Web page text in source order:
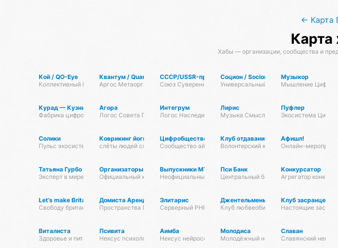
← Карта
Карта
Хабы — организации, сообщества и
Кой / QO-Eye
Коллективный Разум КО
Квантум / Quantum
Аргос Метаорганизма
СССР/USSR-протокол
Союз Суверенных Самоуправляемых Реестров
Социон / Socion
Универсальный Фреймворк Связи
Музыкор
Мышление
Курад — Кузница Радианта
Фабрика цифровых технологий
Агора
Логос Совета Госов
Интегрум
Логос Наследия
Лирис
Музыка Смыслов
Пуфлер
Экосистема
Солики
Пульс экосистемы
Коврикинг йогиста
слёты людей со своими ковриками в парках . Сатва садхана
Цифробщество
Сообщество айтишников
Клуб отдавания Даримба
Волонтерский клуб Псионы
Афишл!
Онлайн-
Татьяна Гурбо
Эксперт в мире красоты, проводник энергий, мастер энергопрактик
Организаторы танцевальных мероприятий
Официальный клуб Тансалты
Выпускники МТЦ
Неофициальный хаб выпускников
Пси Банк
Центральный банк экосистемы
Конкурсатор
Агрегатор
Let’s make Britain FREE!
Свободу британскому народу! #letsmakebritainfree #lmbf
Домиста Аренда
Пространства Псионы для работы и отдыха
Элитарис
Серверный PHP-фреймворк для высоконагруженных
Джентельмены любви
Клуб любвеобильных мужчин
Клуб засранцев
Настоящие
Виталиста
Здоровье и питание
Псивита
Нексус психологии
Аимба
Нексус нейросетей
Молодиса
Молодёжный нексус
Славан
Славянский нексус